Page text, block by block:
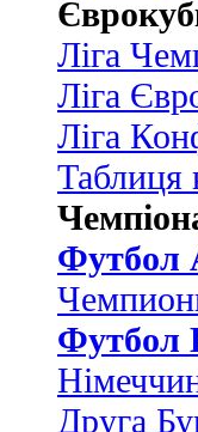
Ліга
Ліга
Ліга
Таблиця
Футбол
Футбол
Друга